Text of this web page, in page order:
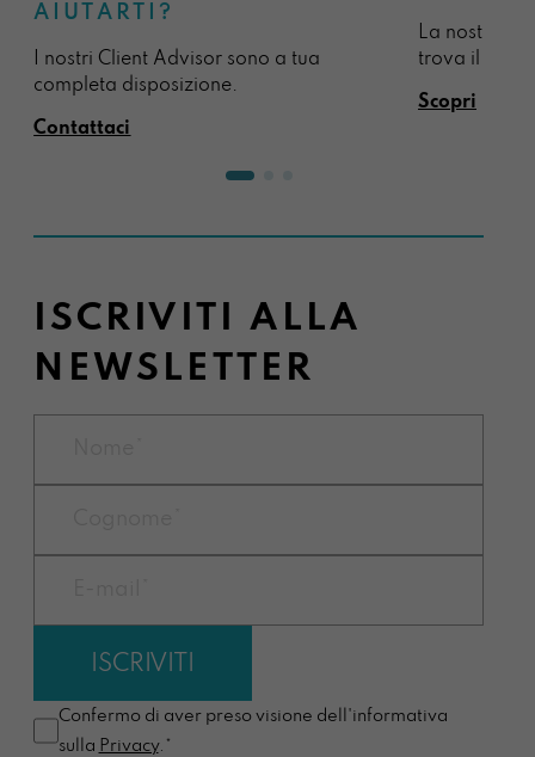
AIUTARTI?
I nostri Client Advisor sono a tua
completa disposizione.
Contattaci
La nostra
trova il
Scopri
ISCRIVITI ALLA
NEWSLETTER
Confermo di aver preso visione dell'informativa
sulla Privacy.*